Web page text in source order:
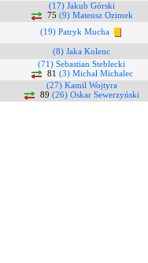
(17) Jakub Górski
75 (9) Mateusz Ozimek
(19) Patryk Mucha
(8) Jaka Kolenc
(71) Sebastian Steblecki
81 (3) Michał Michalec
(27) Kamil Wojtyra
89 (26) Oskar Sewerzyński